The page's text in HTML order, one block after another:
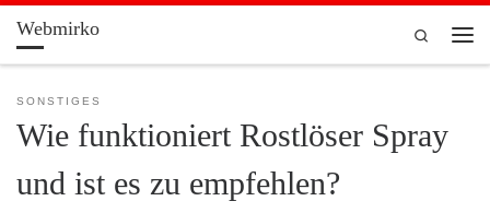
Zum Inhalt springen
Webmirko
Search
SONSTIGES
Wie funktioniert Rostlöser Spray
und ist es zu empfehlen?